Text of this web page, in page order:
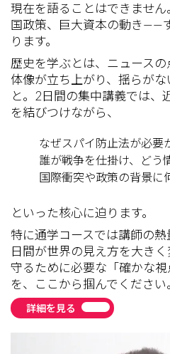
現在を語ることはできませ
国政策、巨大資本の動き——
ります。
歴史を学ぶとは、ニュース
体像が立ち上がり、揺らが
と。2日間の集中講義では、
を結びつけながら、
なぜスパイ防止法が必要
誰が戦争を仕掛け、どう
国際衝突や政策の背景に
といった核心に迫ります。
特に通学コースでは講師の
日間が世界の見え方を大き
守るために必要な「確かな視
を、ここから掴んでください
詳細を見る